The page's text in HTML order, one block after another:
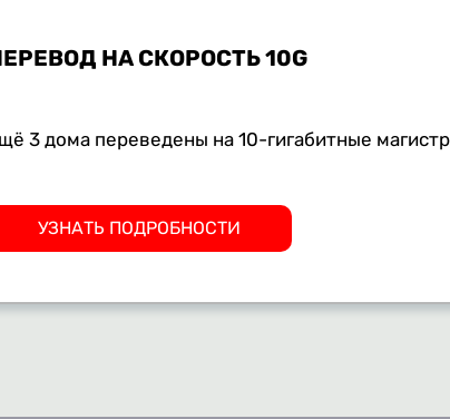
НА СКОРОСТЬ 10G
3 дома переведены на 10-гигабитные
УЗНАТЬ ПОДРОБНОСТИ